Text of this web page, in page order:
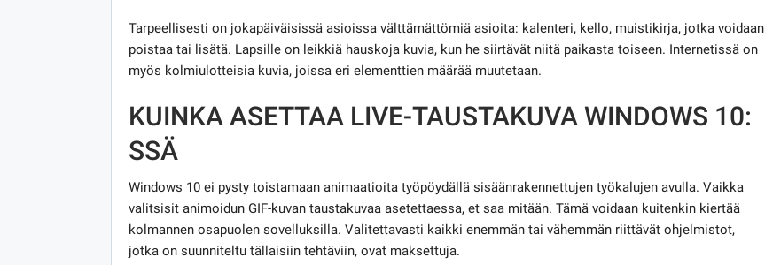
Tarpeellisesti on jokapäiväisissä asioissa välttämättömiä asioita: kalenteri, kello, muistikirja, jotka voidaan
poistaa tai lisätä. Lapsille on leikkiä hauskoja kuvia, kun he siirtävät niitä paikasta toiseen. Internetissä on
myös kolmiulotteisia kuvia, joissa eri elementtien määrää muutetaan.
KUINKA ASETTAA LIVE-TAUSTAKUVA WINDOWS 10:
SSÄ
Windows 10 ei pysty toistamaan animaatioita työpöydällä sisäänrakennettujen työkalujen avulla. Vaikka
valitsisit animoidun GIF-kuvan taustakuvaa asetettaessa, et saa mitään. Tämä voidaan kuitenkin kiertää
kolmannen osapuolen sovelluksilla. Valitettavasti kaikki enemmän tai vähemmän riittävät ohjelmistot,
jotka on suunniteltu tällaisiin tehtäviin, ovat maksettuja.